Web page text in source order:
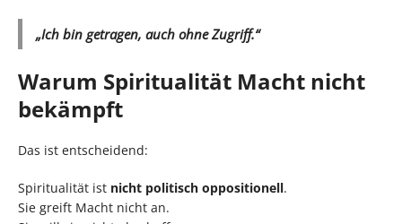
„Ich bin getragen, auch ohne Zugriff.“
Warum Spiritualität Macht nicht
bekämpft
Das ist entscheidend:
Spiritualität ist nicht politisch oppositionell.
Sie greift Macht nicht an.